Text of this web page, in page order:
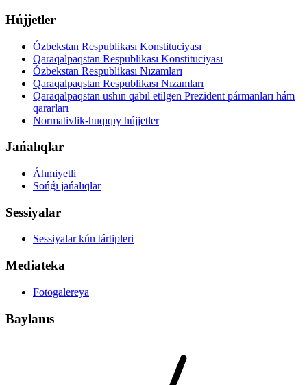
Hújjetler
Ózbekstan Respublikası Konstituciyası
Qaraqalpaqstan Respublikası Konstituciyası
Ózbekstan Respublikası Nızamları
Qaraqalpaqstan Respublikası Nızamları
Qaraqalpaqstan ushın qabıl etilgen Prezident pármanları hám
qararları
Normativlik-huqıqıy hújjetler
Jańalıqlar
Áhmiyetli
Sońǵı jańalıqlar
Sessiyalar
Sessiyalar kún tártipleri
Mediateka
Fotogalereya
Baylanıs